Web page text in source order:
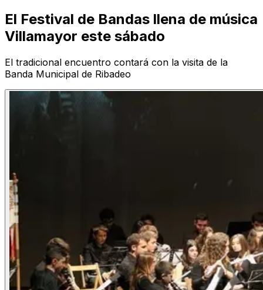
El Festival de Bandas llena de música
Villamayor este sábado
El tradicional encuentro contará con la visita de la
Banda Municipal de Ribadeo